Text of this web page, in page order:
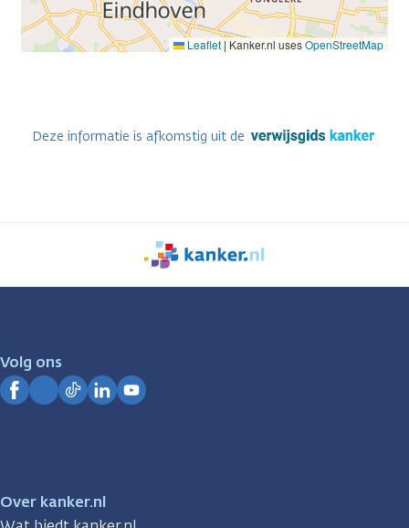
Leaflet | Kanker.nl usesOpenStreetMap
Deze informatie is afkomstig uit de
We
zijn
Volg ons
Over kanker.nl